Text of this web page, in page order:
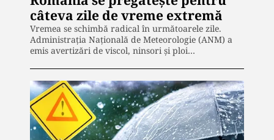
câteva zile de vreme extremă
Vremea se schimbă radical în următoarele zile.
Administrația Națională de Meteorologie (ANM) a
emis avertizări de viscol, ninsori și ploi…